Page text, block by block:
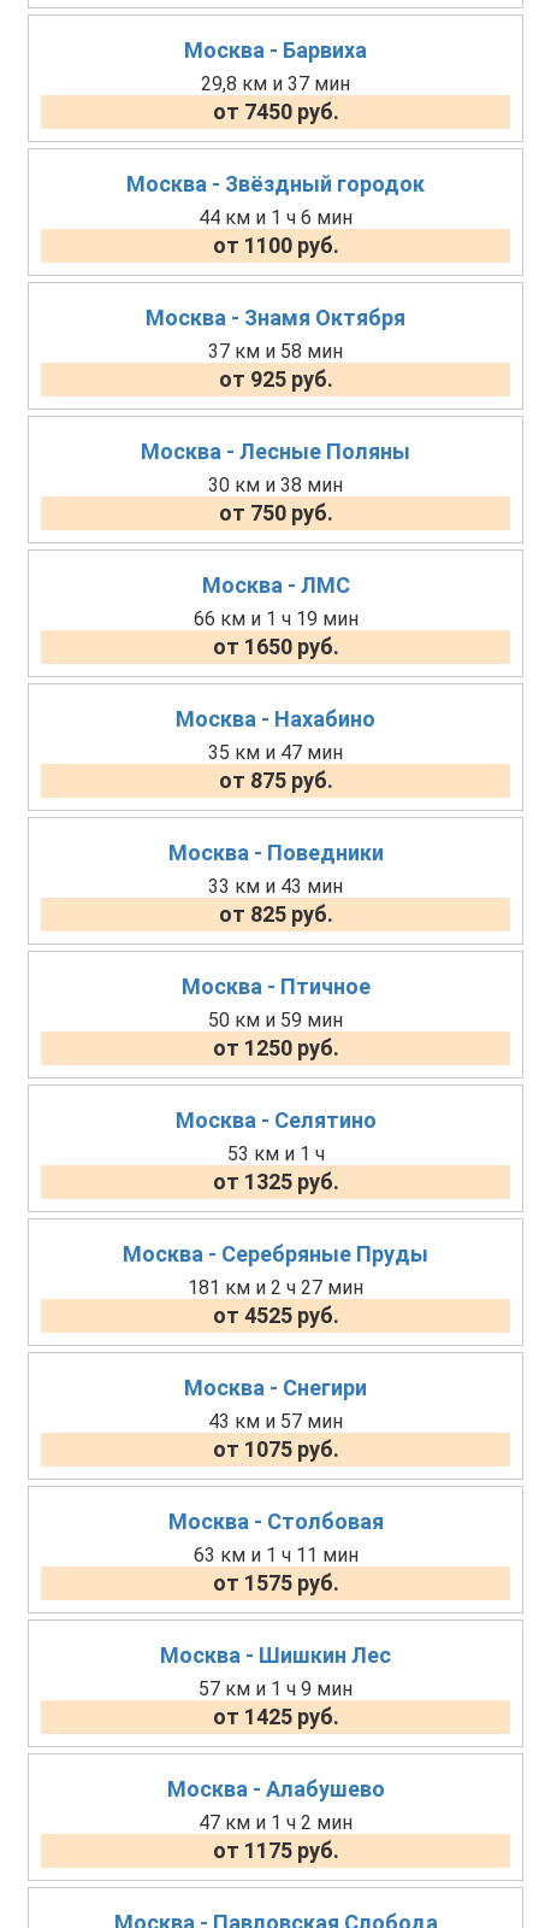
Москва - Барвиха
29,8 км и 37 мин
от 7450 руб.
Москва - Звёздный городок
44 км и 1 ч 6 мин
от 1100 руб.
Москва - Знамя Октября
37 км и 58 мин
от 925 руб.
Москва - Лесные Поляны
30 км и 38 мин
от 750 руб.
Москва - ЛМС
66 км и 1 ч 19 мин
от 1650 руб.
Москва - Нахабино
35 км и 47 мин
от 875 руб.
Москва - Поведники
33 км и 43 мин
от 825 руб.
Москва - Птичное
50 км и 59 мин
от 1250 руб.
Москва - Селятино
53 км и 1 ч
от 1325 руб.
Москва - Серебряные Пруды
181 км и 2 ч 27 мин
от 4525 руб.
Москва - Снегири
43 км и 57 мин
от 1075 руб.
Москва - Столбовая
63 км и 1 ч 11 мин
от 1575 руб.
Москва - Шишкин Лес
57 км и 1 ч 9 мин
от 1425 руб.
Москва - Алабушево
47 км и 1 ч 2 мин
от 1175 руб.
Москва - Павловская Слобода